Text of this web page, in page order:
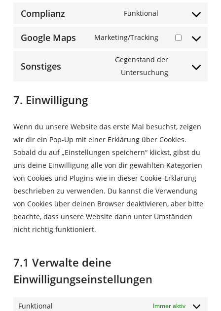
maker
Complianz Funktional
complianz
Google Maps Marketing/Tracking
Consent
to
service
Sonstiges
Gegenstand der
Untersuchung
Consent
7. Einwilligung
Wenn du unsere Website das erste Mal besuchst, zeigen
wir dir ein Pop-Up mit einer Erklärung über Cookies.
Sobald du auf „Einstellungen speichern“ klickst, gibst du
uns deine Einwilligung alle von dir gewählten Kategorien
von Cookies und Plugins wie in dieser Cookie-Erklärung
beschrieben zu verwenden. Du kannst die Verwendung
von Cookies über deinen Browser deaktivieren, aber bitte
beachte, dass unsere Website dann unter Umständen
nicht richtig funktioniert.
7.1 Verwalte deine
Einwilligungseinstellungen
Funktional Immer aktiv